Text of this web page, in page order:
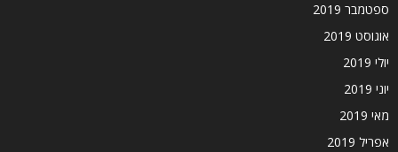
ספטמבר 2019
אוגוסט 2019
יולי 2019
יוני 2019
מאי 2019
אפריל 2019